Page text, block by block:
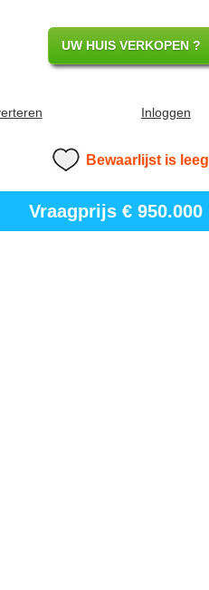
UW HUIS VERKOPEN ?
Inloggen
Bewaarlijst is leeg
Vraagprijs € 950.000